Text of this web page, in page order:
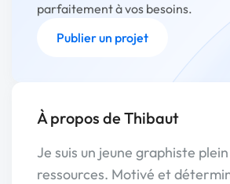
parfaitement à vos besoins.
Publier un projet
À propos de Thibaut
Je suis un jeune graphiste
ressources. Motivé et